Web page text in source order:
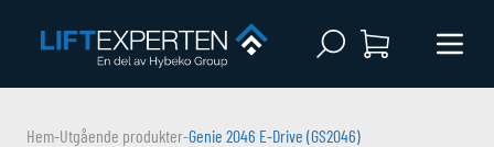
Open search
Hem-Utgående produkter-Genie 2046 E-Drive (GS2046)